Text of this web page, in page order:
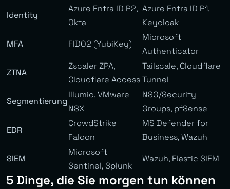
Identity
Azure Entra ID P2,
Okta
Azure Entra ID P1,
Keycloak
MFA
FIDO2 (YubiKey)
Microsoft
Authenticator
ZTNA
Zscaler ZPA,
Cloudflare Access
Tailscale, Cloudflare
Tunnel
Segmentierung
Illumio, VMware
NSX
NSG/Security
Groups, pfSense
EDR
CrowdStrike
Falcon
MS Defender for
Business, Wazuh
SIEM
Microsoft
Sentinel, Splunk
Wazuh, Elastic SIEM
5 Dinge, die Sie morgen tun können